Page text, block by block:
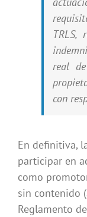
TRLS,
real
con
En definitiva,
participar en
como
sin contenido
Reglamento